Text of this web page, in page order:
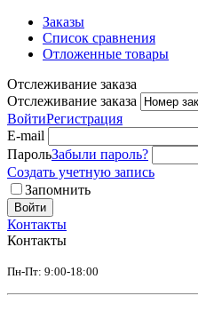
Заказы
Список сравнения
Отложенные товары
Отслеживание заказа
Отслеживание заказа
ВойтиРегистрация
E-mail
ПарольЗабыли пароль?
Создать учетную запись
Запомнить
Войти
Контакты
Контакты
Пн-Пт: 9:00-18:00